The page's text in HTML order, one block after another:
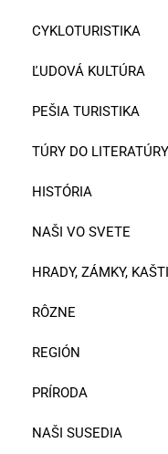
CYKLOTURISTIKA
ĽUDOVÁ KULTÚRA
PEŠIA TURISTIKA
TÚRY DO LITERATÚRY
HISTÓRIA
NAŠI VO SVETE
HRADY, ZÁMKY,
RÔZNE
REGIÓN
PRÍRODA
NAŠI SUSEDIA